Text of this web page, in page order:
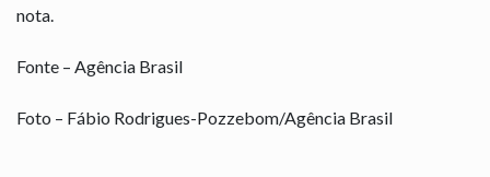
nota.
Fonte – Agência Brasil
Foto – Fábio Rodrigues-Pozzebom/Agência Brasil